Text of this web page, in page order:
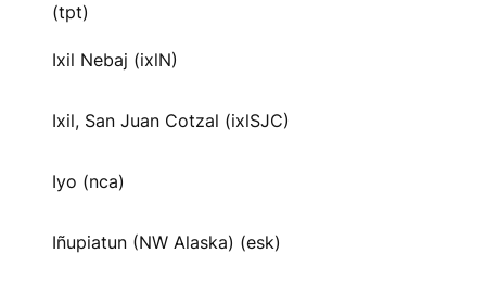
(tpt)
Ixil Nebaj (ixlN)
Ixil, San Juan Cotzal (ixlSJC)
Iyo (nca)
Iñupiatun (NW Alaska) (esk)